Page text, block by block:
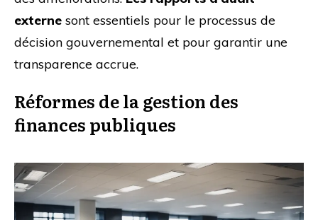
externe sont essentiels pour le processus de
décision gouvernemental et pour garantir une
transparence accrue.
Réformes de la gestion des
finances publiques